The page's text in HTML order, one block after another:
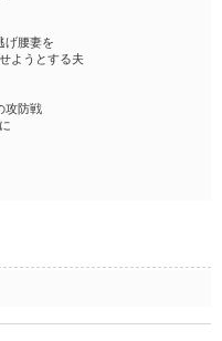
げ腰妻を
ようとする夫
攻防戦